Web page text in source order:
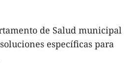
de Salud municipal
específicas para